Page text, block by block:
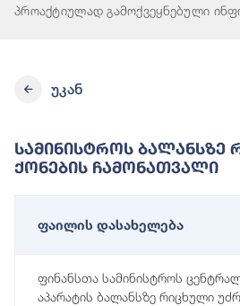
პროაქტიულად გამოქვეყნებული
უკან
Სამინისტროს Ბალანსზე
Ქონების Ჩამონათვალი
ფაილის დასახელება
ფინანსთა სამინისტროს
აპარატის ბალანსზე რიცხული